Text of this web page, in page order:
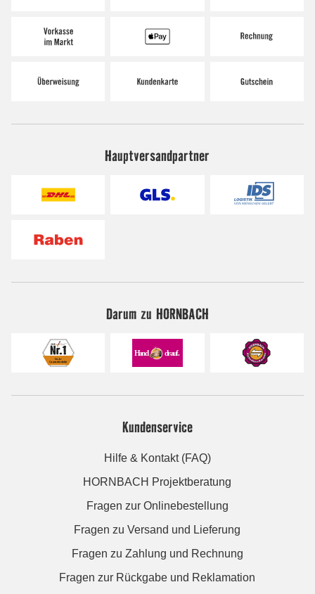
Hauptversandpartner
Darum zu HORNBACH
Kundenservice
Hilfe & Kontakt (FAQ)
HORNBACH Projektberatung
Fragen zur Onlinebestellung
Fragen zu Versand und Lieferung
Fragen zu Zahlung und Rechnung
Fragen zur Rückgabe und Reklamation